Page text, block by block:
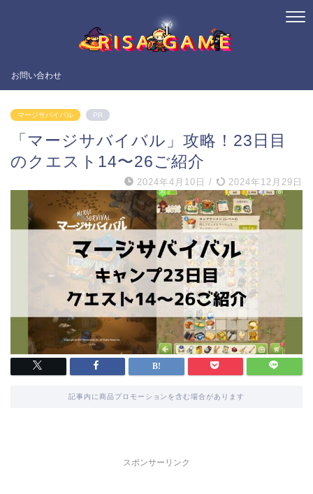
お問い合わせ
マージサバイバル PR
「マージサバイバル」攻略！23日目
のクエスト14〜26ご紹介
2024年4月10日 / 2024年12月29日
記事内に商品プロモーションを含む場合があります
スポンサーリンク